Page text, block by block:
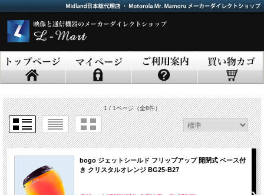
1 / 1ページ（全8件）
bogo ジェットシールド フリップアップ 開閉式 ベース付
き クリスタルオレンジ BG25-B27